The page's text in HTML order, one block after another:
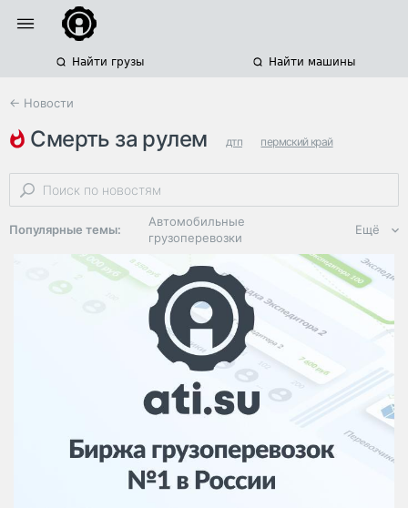
Найти грузы Найти машины
← Новости
смерть за рулем дтп пермский край
режим труда и отдыха
Популярные темы:
Автомобильные
грузоперевозки
Региональная
логистика
ЭДО, ИТ в
логистике
Дороги,
инфраструктура
Логистика, грузы
Негабаритные и
опасные грузы
Безопасность и
Ещё